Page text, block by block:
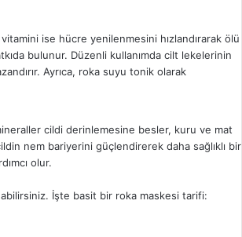
ise hücre yenilenmesini hızlandırarak ölü
bulunur. Düzenli kullanımda cilt lekelerinin
Ayrıca, roka suyu tonik olarak
cildi derinlemesine besler, kuru ve mat
nem bariyerini güçlendirerek daha sağlıklı bir
olur.
İşte basit bir roka maskesi tarifi: